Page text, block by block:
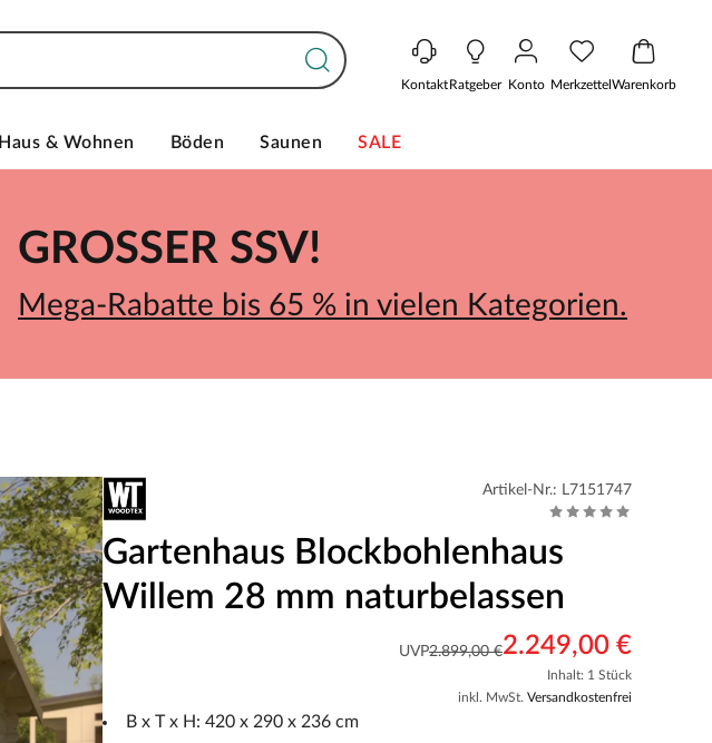
KontaktRatgeber Konto MerkzettelWarenkorb
Haus & Wohnen Böden Saunen SALE
GROSSER SSV!
Mega-Rabatte bis 65 % in vielen Kategorien.
Artikel-Nr.: L7151747
Gartenhaus Blockbohlenhaus
Willem 28 mm naturbelassen
UVP2.899,00 €2.249,00 €
Inhalt: 1 Stück
inkl. MwSt. Versandkostenfrei
B x T x H: 420 x 290 x 236 cm